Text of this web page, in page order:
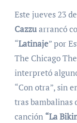
Este jueves 23
Cazzuarrancó
“Latinaje” por
The Chicago
interpretó
“Con otra”, sin
tras bambalinas
canción “La